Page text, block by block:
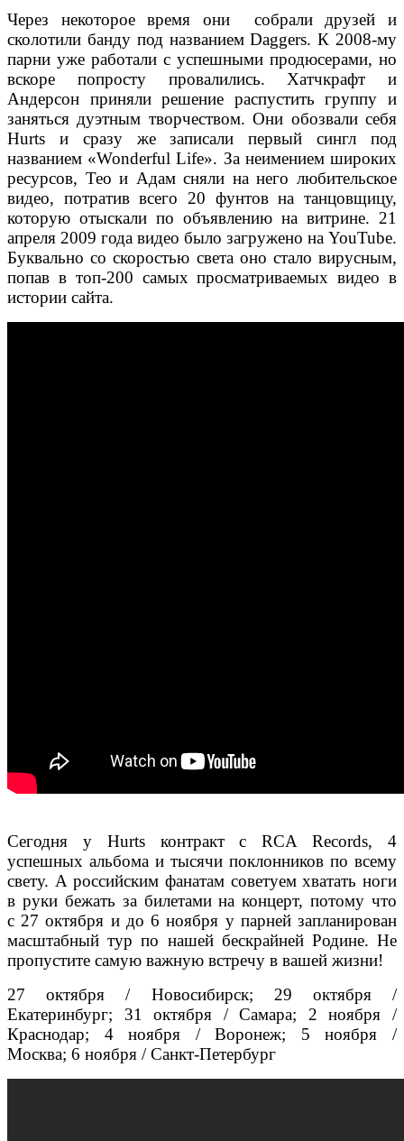
Через некоторое время они собрали друзей и
сколотили банду под названием Daggers. К 2008-му
парни уже работали с успешными продюсерами, но
вскоре попросту провалились. Хатчкрафт и
Андерсон приняли решение распустить группу и
заняться дуэтным творчеством. Они обозвали себя
Hurts и сразу же записали первый сингл под
названием «Wonderful Life». За неимением широких
ресурсов, Тео и Адам сняли на него любительское
видео, потратив всего 20 фунтов на танцовщицу,
которую отыскали по объявлению на витрине. 21
апреля 2009 года видео было загружено на YouTube.
Буквально со скоростью света оно стало вирусным,
попав в топ-200 самых просматриваемых видео в
истории сайта.
Сегодня у Hurts контракт с RCA Records, 4
успешных альбома и тысячи поклонников по всему
свету. А российским фанатам советуем хватать ноги
в руки бежать за билетами на концерт, потому что
с 27 октября и до 6 ноября у парней запланирован
масштабный тур по нашей бескрайней Родине. Не
пропустите самую важную встречу в вашей жизни!
27 октября / Новосибирск; 29 октября /
Екатеринбург; 31 октября / Самара; 2 ноября /
Краснодар; 4 ноября / Воронеж; 5 ноября /
Москва; 6 ноября / Санкт-Петербург